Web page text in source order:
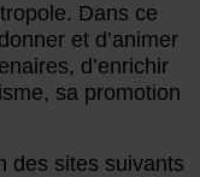
Dans ce
et d’animer
d’enrichir
sa promotion
des sites suivants